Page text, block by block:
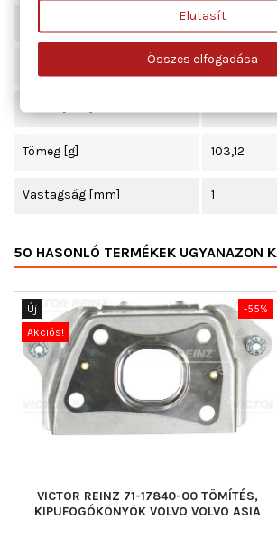
80
kipufogó
Hossz [mm] 345
Tömeg [g] 103,12
Vastagság [mm] 1
50 HASONLÓ TERMÉKEK UGYANAZON
-55%
Új
Akciós!
VICTOR REINZ 71-17840-00 TÖMÍTÉS,
KIPUFOGÓKÖNYÖK VOLVO VOLVO ASIA
Elutasít
Összes elfogadása